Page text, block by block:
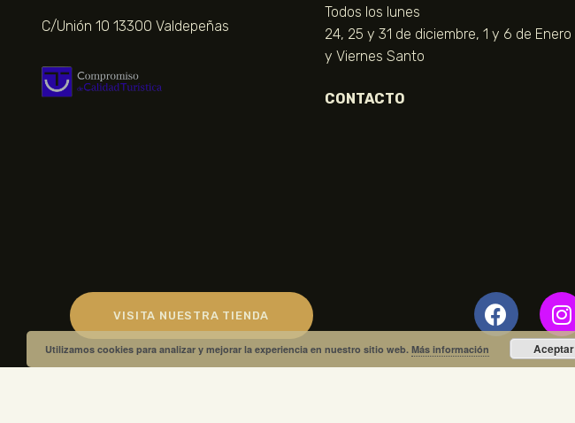
C/Unión 10 13300 Valdepeñas
Todos los lunes
24, 25 y 31 de diciembre, 1 y 6 de Enero
y Viernes Santo
CONTACTO
VISITA NUESTRA TIENDA
Utilizamos cookies para analizar y mejorar la experiencia en nuestro sitio web. Más información Aceptar